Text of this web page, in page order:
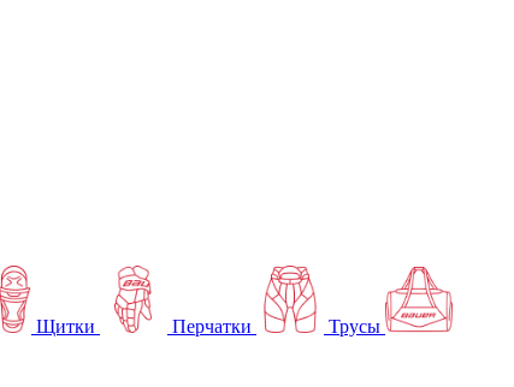
Щитки Перчатки Трусы